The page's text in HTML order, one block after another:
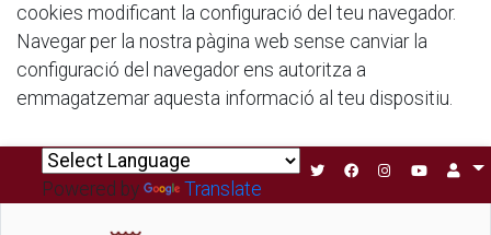
cookies modificant la configuració del teu navegador.
Navegar per la nostra pàgina web sense canviar la
configuració del navegador ens autoritza a
emmagatzemar aquesta informació al teu dispositiu.
Powered by Translate